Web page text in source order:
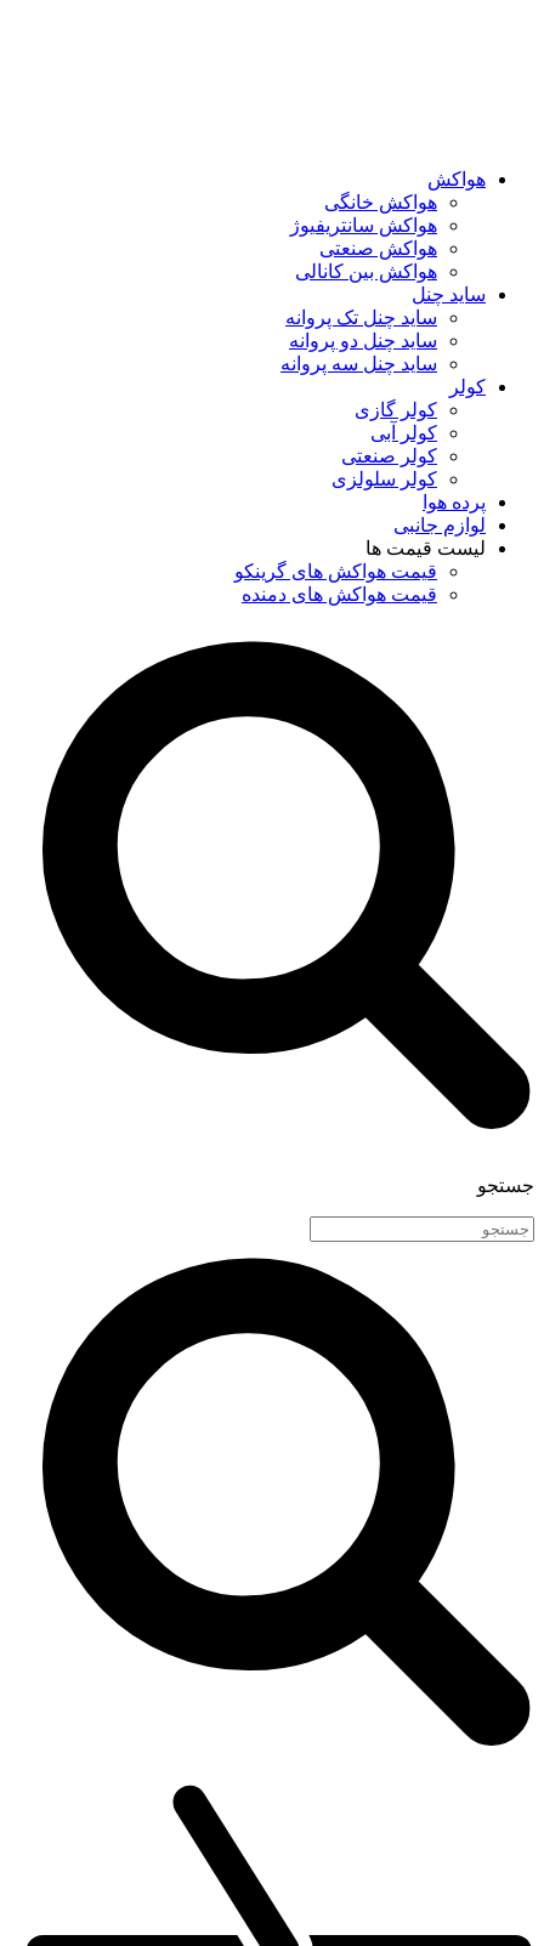
هواکش
هواکش خانگی
هواکش سانتریفیوژ
هواکش صنعتی
هواکش بین کانالی
ساید چنل
ساید چنل تک پروانه
ساید چنل دو پروانه
ساید چنل سه پروانه
کولر
کولر گازی
کولر آبی
کولر صنعتی
کولر سلولزی
پرده هوا
لوازم جانبی
لیست قیمت ها
قیمت هواکش های گرینکو
قیمت هواکش های دمنده
جستجو